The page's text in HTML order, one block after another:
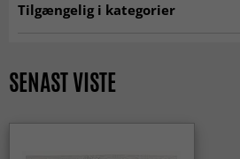
Oprindelse:Belgien.
Tilgængelig i kategorier
Tæpper 200 x 300 cm
SENAST VISTE